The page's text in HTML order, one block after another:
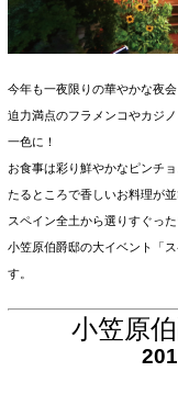
今年も一夜限りの華やかな夜
迫力満点のフラメンコやカジ
一色に！
お食事は彩り鮮やかなピンチ
たるところで香しいお料理が並
スペイン全土から選りすぐっ
小笠原伯爵邸の大イベント「
す。
小笠原